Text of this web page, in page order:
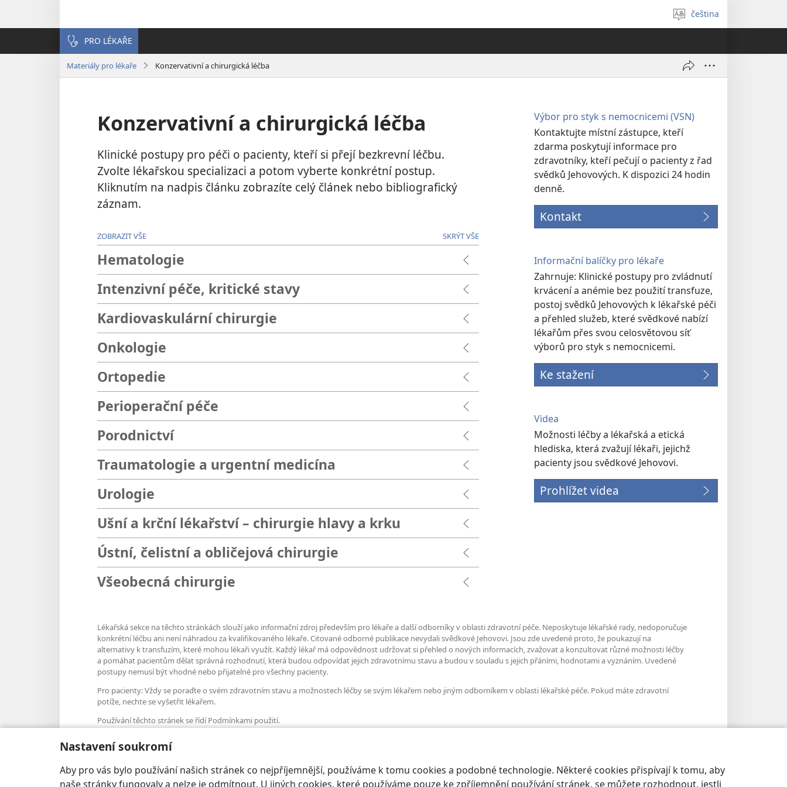
Nastavení soukromí
Aby pro vás bylo používání našich stránek co nejpříjemnější, používáme k tomu cookies a podobné technologie. Některé cookies přispívají k tomu, aby
naše stránky fungovaly a nelze je odmítnout. U jiných cookies, které používáme pouze ke zpříjemnění používání stránek, se můžete rozhodnout, jestli
Vybrat
jazyk
čeština
PRO LÉKAŘE
Materiály pro lékaře Konzervativní a chirurgická léčba
Konzervativní a chirurgická léčba
Klinické postupy pro péči o pacienty, kteří si přejí bezkrevní léčbu.
Zvolte lékařskou specializaci a potom vyberte konkrétní postup.
Kliknutím na nadpis článku zobrazíte celý článek nebo bibliografický
záznam.
ZOBRAZIT VŠE SKRÝT VŠE
Hematologie
Intenzivní péče, kritické stavy
Kardiovaskulární chirurgie
Onkologie
Ortopedie
Perioperační péče
Porodnictví
Traumatologie a urgentní medicína
Urologie
Ušní a krční lékařství – chirurgie hlavy a krku
Ústní, čelistní a obličejová chirurgie
Všeobecná chirurgie
Výbor pro styk s nemocnicemi (VSN)
Kontaktujte místní zástupce, kteří
zdarma poskytují informace pro
zdravotníky, kteří pečují o pacienty z řad
svědků Jehovových. K dispozici 24 hodin
denně.
Kontakt
Informační balíčky pro lékaře
Zahrnuje: Klinické postupy pro zvládnutí
krvácení a anémie bez použití transfuze,
postoj svědků Jehovových k lékařské péči
a přehled služeb, které svědkové nabízí
lékařům přes svou celosvětovou síť
výborů pro styk s nemocnicemi.
Ke stažení
Videa
Možnosti léčby a lékařská a etická
hlediska, která zvažují lékaři, jejichž
pacienty jsou svědkové Jehovovi.
Prohlížet videa
Lékařská sekce na těchto stránkách slouží jako informační zdroj především pro lékaře a další odborníky v oblasti zdravotní péče. Neposkytuje lékařské rady, nedoporučuje
konkrétní léčbu ani není náhradou za kvalifikovaného lékaře. Citované odborné publikace nevydali svědkové Jehovovi. Jsou zde uvedené proto, že poukazují na
alternativy k transfuzím, které mohou lékaři využít. Každý lékař má odpovědnost udržovat si přehled o nových informacích, zvažovat a konzultovat různé možnosti léčby
a pomáhat pacientům dělat správná rozhodnutí, která budou odpovídat jejich zdravotnímu stavu a budou v souladu s jejich přáními, hodnotami a vyznáním. Uvedené
postupy nemusí být vhodné nebo přijatelné pro všechny pacienty.
Pro pacienty: Vždy se poraďte o svém zdravotním stavu a možnostech léčby se svým lékařem nebo jiným odborníkem v oblasti lékařské péče. Pokud máte zdravotní
potíže, nechte se vyšetřit lékařem.
Používání těchto stránek se řídí Podmínkami použití.
Nastavení vzhledu